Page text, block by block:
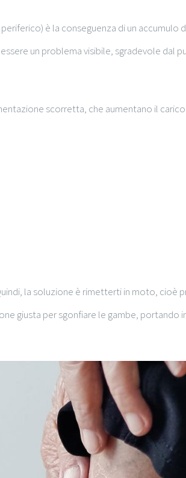
è la conseguenza di un accumulo
un problema visibile, sgradevole
scorretta, che aumentano il
la soluzione è rimetterti in moto, cioè
giusta per sgonfiare le gambe, portando